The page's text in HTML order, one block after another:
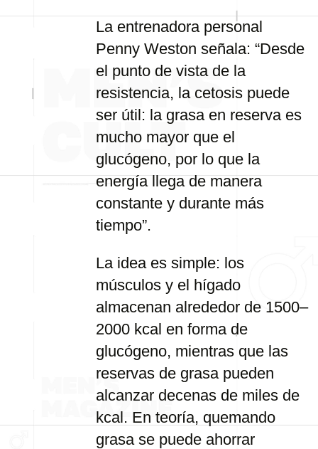
La entrenadora personal
Penny Weston señala: “Desde
el punto de vista de la
resistencia, la cetosis puede
ser útil: la grasa en reserva es
mucho mayor que el
glucógeno, por lo que la
energía llega de manera
constante y durante más
tiempo”.
La idea es simple: los
músculos y el hígado
almacenan alrededor de 1500–
2000 kcal en forma de
glucógeno, mientras que las
reservas de grasa pueden
alcanzar decenas de miles de
kcal. En teoría, quemando
grasa se puede ahorrar